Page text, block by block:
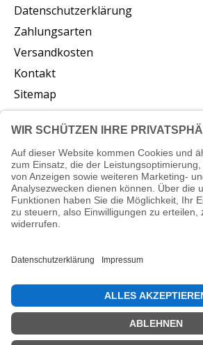
Datenschutzerklärung
Zahlungsarten
Versandkosten
Kontakt
Sitemap
Abonnieren Sie unseren
© Copyright 2026 vliesstoffe24.de -